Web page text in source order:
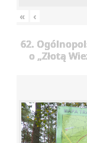
« ‹
62.
o „Złotą